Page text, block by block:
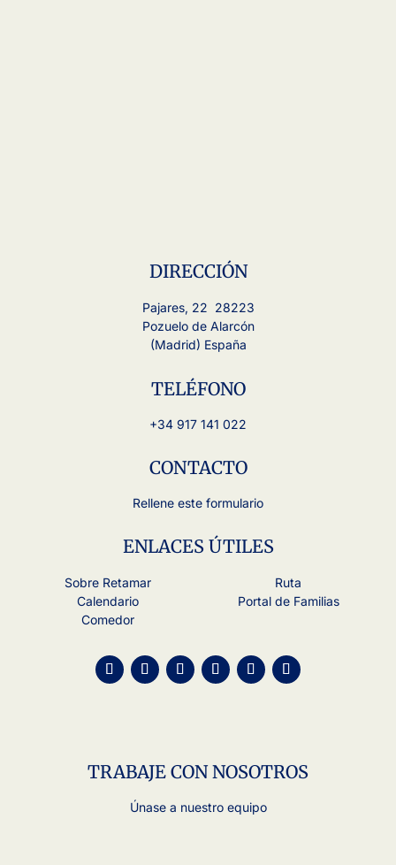
DIRECCIÓN
Pajares, 22 28223
Pozuelo de Alarcón
(Madrid) España
TELÉFONO
+34 917 141 022
CONTACTO
Rellene este formulario
ENLACES ÚTILES
Sobre Retamar
Calendario
Comedor
Ruta
Portal de Familias
TRABAJE CON NOSOTROS
Únase a nuestro equipo